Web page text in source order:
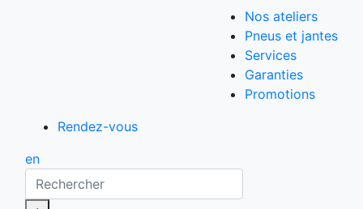
Nos ateliers
Pneus et jantes
Services
Garanties
Promotions
Rendez-vous
en
Rechercher